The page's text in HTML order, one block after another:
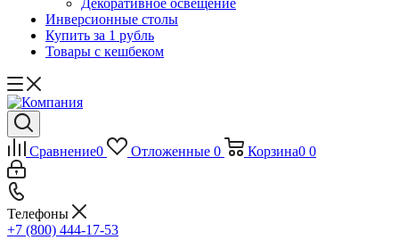
Декоративное освещение
Инверсионные столы
Купить за 1 рубль
Товары с кешбеком
Сравнение0 Отложенные 0 Корзина0 0
Телефоны
+7 (800) 444-17-53